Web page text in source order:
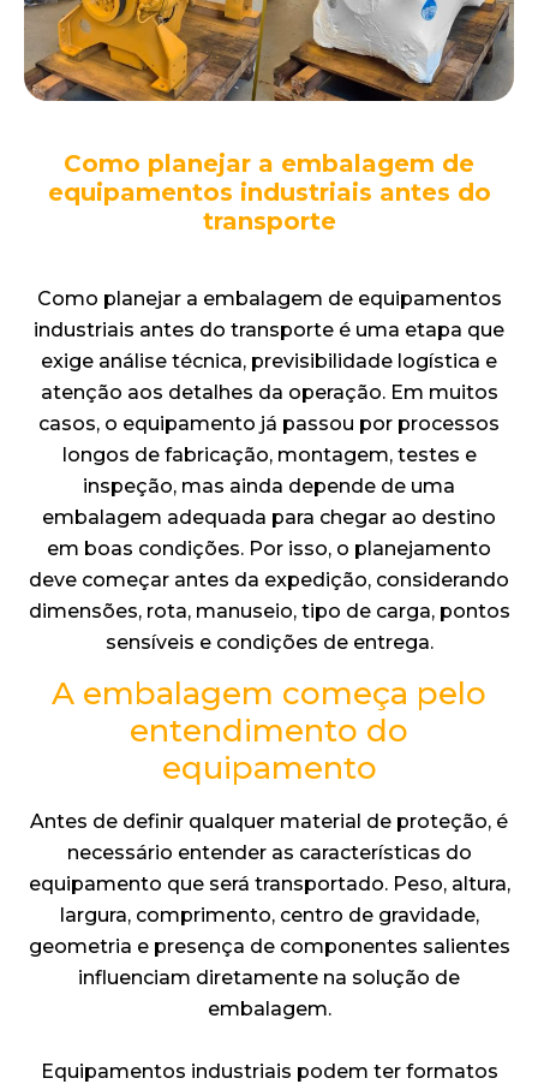
Como planejar a embalagem de
equipamentos industriais antes do
transporte
Como planejar a embalagem de equipamentos
industriais antes do transporte é uma etapa que
exige análise técnica, previsibilidade logística e
atenção aos detalhes da operação. Em muitos
casos, o equipamento já passou por processos
longos de fabricação, montagem, testes e
inspeção, mas ainda depende de uma
embalagem adequada para chegar ao destino
em boas condições. Por isso, o planejamento
deve começar antes da expedição, considerando
dimensões, rota, manuseio, tipo de carga, pontos
sensíveis e condições de entrega.
A embalagem começa pelo
entendimento do
equipamento
Antes de definir qualquer material de proteção, é
necessário entender as características do
equipamento que será transportado. Peso, altura,
largura, comprimento, centro de gravidade,
geometria e presença de componentes salientes
influenciam diretamente na solução de
embalagem.
Equipamentos industriais podem ter formatos